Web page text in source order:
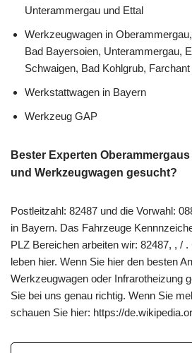
Unterammergau und Ettal
Werkzeugwagen in
Bad Bayersoien, Unterammergau,
Schwaigen, Bad Kohlgrub, Farchant
Werkstattwagen in Bayern
Werkzeug GAP
Bester Experten
und Werkzeugwagen gesucht?
Postleitzahl: 82487 und die Vorwahl:
in Bayern. Das Fahrzeuge
PLZ Bereichen arbeiten wir: 82487, , /
leben hier. Wenn Sie hier den besten
Werkzeugwagen oder Infrarotheizung
Sie bei uns genau richtig. Wenn Sie
schauen Sie hier: https://